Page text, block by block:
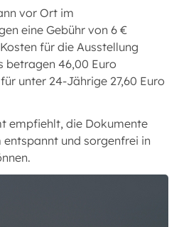
vor Ort im
eine Gebühr von 6 €
für die Ausstellung
betragen 46,00 Euro
unter 24-Jährige 27,60 Euro
empfiehlt, die Dokumente
entspannt und sorgenfrei in